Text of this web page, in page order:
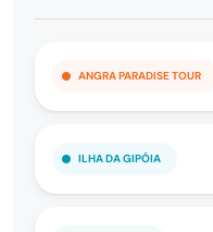
ANGRA PARADISE TOUR
ILHA DA GIPÓIA